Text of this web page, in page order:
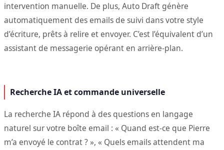
intervention manuelle. De plus, Auto Draft génère
automatiquement des emails de suivi dans votre style
d’écriture, prêts à relire et envoyer. C’est l’équivalent d’un
assistant de messagerie opérant en arrière-plan.
Recherche IA et commande universelle
La recherche IA répond à des questions en langage
naturel sur votre boîte email : « Quand est-ce que Pierre
m’a envoyé le contrat ? », « Quels emails attendent ma